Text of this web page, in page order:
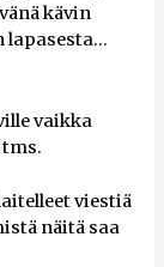
kävin
lapasesta…
vaikka
viestiä
näitä saa